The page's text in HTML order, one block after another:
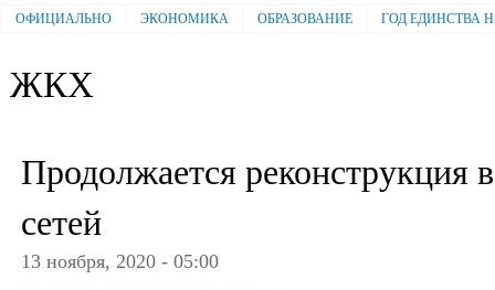
Главное меню
ОФИЦИАЛЬНО ЭКОНОМИКА ОБРАЗОВАНИЕ ГОД ЕДИНСТВА
ЖКХ
Продолжается реконструкция
сетей
13 ноября, 2020 - 05:00